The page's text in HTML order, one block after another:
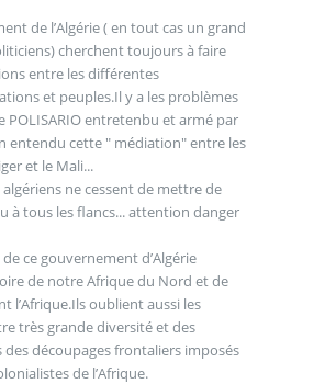
de l’Algérie ( en tout cas un grand
cherchent toujours à faire
entre les différentes
et peuples.Il y a les problèmes
POLISARIO entretenbu et armé par
entendu cette " médiation" entre les
et le Mali...
ne cessent de mettre de
à tous les flancs... attention danger
ce gouvernement d’Algérie
de notre Afrique du Nord et de
l’Afrique.Ils oublient aussi les
très grande diversité et des
des découpages frontaliers imposés
de l’Afrique.